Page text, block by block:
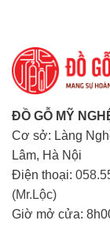
Thời gian
Cam Kết của
Chế Độ Bảo
ĐỒ GỖ MỸ
Cơ sở: Làng
Lâm, Hà Nội
Điện thoại:
(Mr.Lộc)
Giờ mở cửa: